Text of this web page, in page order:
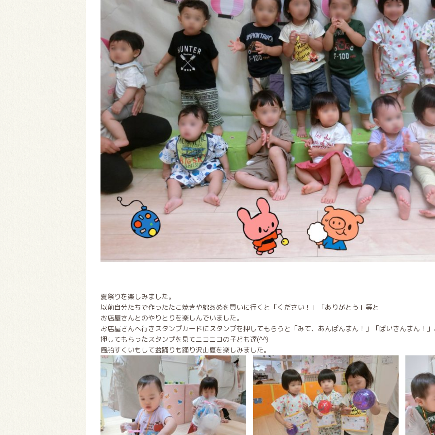
夏祭りを楽しみました。
以前自分たちで作ったたこ焼きや綿あめを買いに行くと「ください！」「ありがとう」等と
お店屋さんとのやりとりを楽しんでいました。
お店屋さんへ行きスタンプカードにスタンプを押してもらうと「みて、あんぱんまん！」「ばいきんまん！
押してもらったスタンプを見てニコニコの子ども達(^^)
風船すくいもして盆踊りも踊り沢山夏を楽しみました。